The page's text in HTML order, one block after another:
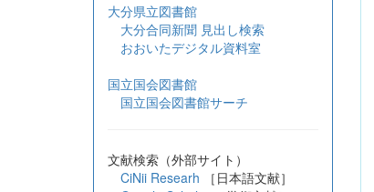
大分県立図書館
大分合同新聞 見出し検索
おおいたデジタル資料室
国立国会図書館
国立国会図書館サーチ
文献検索（外部サイト）
CiNii Researh ［日本語文献］